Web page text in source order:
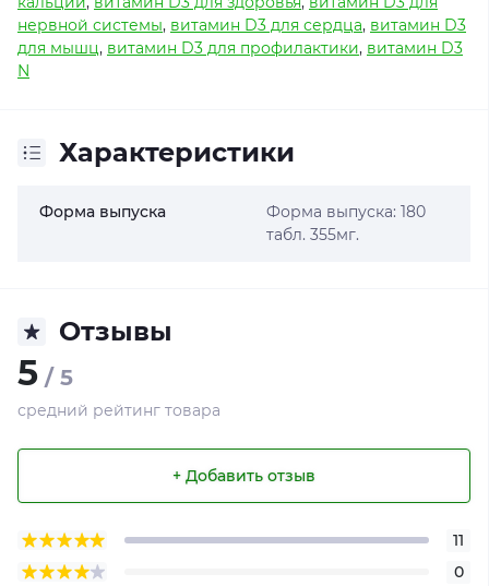
нервной системы, витамин D3 для сердца, витамин D3
для мышц, витамин D3 для профилактики, витамин D3
N
Характеристики
Форма выпуска
Форма выпуска: 180
табл. 355мг.
Отзывы
5 / 5
средний рейтинг товара
+ Добавить отзыв
11
0